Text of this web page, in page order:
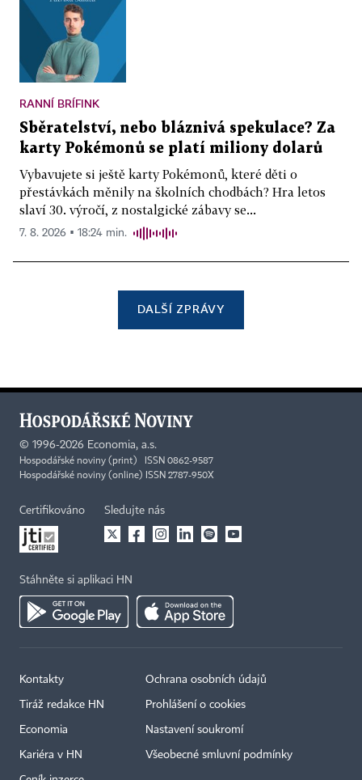
RANNÍ BRÍFINK
Sběratelství, nebo bláznivá spekulace? Za
karty Pokémonů se platí miliony dolarů
Vybavujete si ještě karty Pokémonů, které děti o
přestávkách měnily na školních chodbách? Hra letos
slaví 30. výročí, z nostalgické zábavy se...
7. 8. 2026 ▪ 18:24 min.
DALŠÍ ZPRÁVY
© 1996-2026 Economia, a.s.
Hospodářské noviny (print) ISSN 0862-9587
Hospodářské noviny (online) ISSN 2787-950X
Certifikováno Sledujte nás
Stáhněte si aplikaci HN
Kontakty
Tiráž redakce HN
Economia
Kariéra v HN
Ochrana osobních údajů
Prohlášení o cookies
Nastavení soukromí
Všeobecné smluvní podmínky